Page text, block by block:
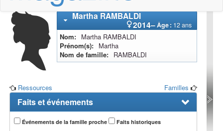
MarthaRAMBALDI
2014–Âge : 12 ans
Nom Martha RAMBALDI
Prénom(s)
Martha
Nom de famille
RAMBALDI
Ressources Familles
Faits et événements
Événements de la famille proche Faits historiques